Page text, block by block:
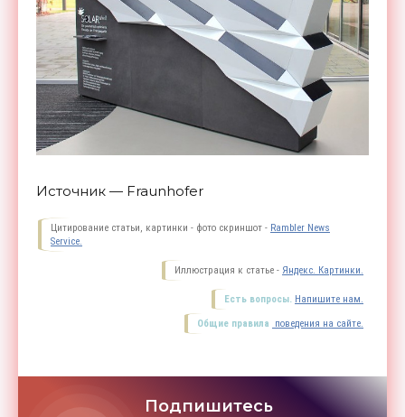
Источник — Fraunhofer
Цитирование статьи, картинки - фото скриншот - Rambler News
Service.
Иллюстрация к статье - Яндекс. Картинки.
Есть вопросы. Напишите нам.
Общие правила поведения на сайте.
Подпишитесь